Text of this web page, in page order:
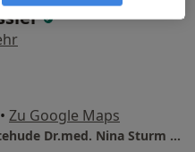
• Zu Google Maps
Frauenarztzentrum Harvestehude Dr.med. Nina Sturm & Dr. med. Christina Bossler